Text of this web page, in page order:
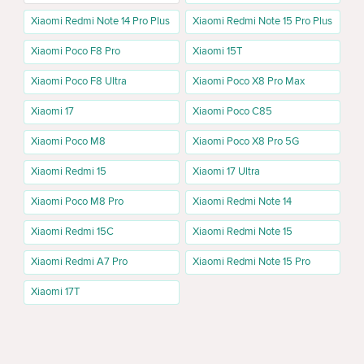
Отличие от Redmi Note 14 Pro Plus
Redmi Note 14 Pro и Redmi Note 14 Pro Plus — разные модели
одной линейки. Если вы уже ищете Pro Plus или Pro+, сравните
эту модель отдельно. Так проще не перепутать память, цвет,
версию связи и цену конкретного устройства.
Покупка Xiaomi Redmi Note 14 Pro в Молдове
На Cactus.md можно сравнить доступные версии Xiaomi Redmi
Note 14 Pro, посмотреть цены, наличие, память и цвета. После
выбора подходящего варианта откройте его страницу, проверьте
характеристики, комплектацию и условия покупки для Молдовы
или Кишинёва.
Что ещё сравнить перед покупкой
Если вы выбираете внутри линейки Redmi Note 14,
дополнительно сравните Redmi Note 14, Redmi Note 14 Pro 5G и
Xiaomi Redmi Note 14 Pro Plus Xiaomi Redmi Note 15 Pro Plus
Xiaomi Poco F8 Pro Xiaomi 15T
Xiaomi Poco F8 Ultra Xiaomi Poco X8 Pro Max
Xiaomi 17 Xiaomi Poco C85
Xiaomi Poco M8 Xiaomi Poco X8 Pro 5G
Xiaomi Redmi 15 Xiaomi 17 Ultra
Xiaomi Poco M8 Pro Xiaomi Redmi Note 14
Xiaomi Redmi 15C Xiaomi Redmi Note 15
Xiaomi Redmi A7 Pro Xiaomi Redmi Note 15 Pro
Xiaomi 17T